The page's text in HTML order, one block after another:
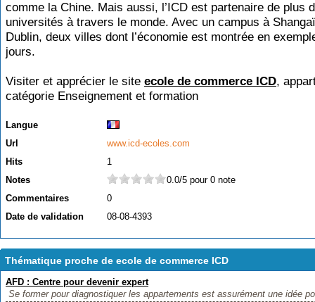
comme la Chine. Mais aussi, l’ICD est partenaire de plus
universités à travers le monde. Avec un campus à
Dublin, deux villes dont l’économie est montrée en
jours.
Visiter et apprécier le site ecole de commerce ICD,
catégorie Enseignement et formation
Langue
Url
www.icd-ecoles.com
Hits
1
Notes
0.0/5 pour 0 note
Commentaires
0
Date de validation
08-08-4393
Thématique proche de ecole de commerce ICD
AFD : Centre pour devenir expert
Se former pour diagnostiquer les appartements est assurément une idée